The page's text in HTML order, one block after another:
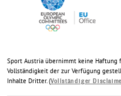
Sport Austria übernimmt keine
Vollständigkeit der zur Verfügung
Inhalte Dritter. (Vollständiger